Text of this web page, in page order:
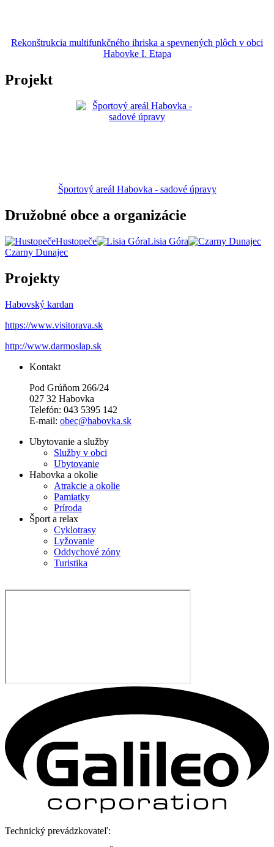
Rekonštrukcia multifunkčného ihriska a spevnených plôch v obci
Habovke I. Etapa
Projekt
Športový areál Habovka - sadové úpravy
Družobné obce a organizácie
Hustopeče
Lisia Góra
Czarny Dunajec
Projekty
Habovský kardan
https://www.visitorava.sk
http://www.darmoslap.sk
Kontakt
Pod Grúňom 266/24
027 32 Habovka
Telefón: 043 5395 142
E-mail: obec@habovka.sk
Ubytovanie a služby
Služby v obci
Ubytovanie
Habovka a okolie
Atrakcie a okolie
Pamiatky
Príroda
Šport a relax
Cyklotrasy
Lyžovanie
Oddychové zóny
Turistika
Technický prevádzkovateľ: